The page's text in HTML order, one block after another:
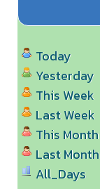
Today
Yesterday
This Week
Last Week
This Month
Last Month
All_Days